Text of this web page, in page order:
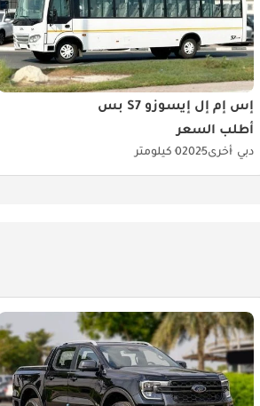
إس إم إل إيسوزو S7 بس
أطلب السعر
دبي أخرى20250 كيلومتر